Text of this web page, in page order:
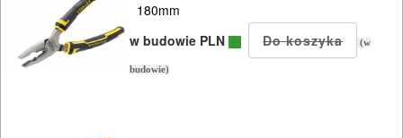
180mm
w budowie PLN
(w
budowie)